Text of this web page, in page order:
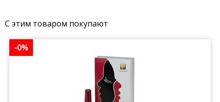
С этим товаром покупают
-0%